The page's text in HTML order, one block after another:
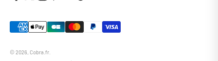
© 2026, Cobra.fr.